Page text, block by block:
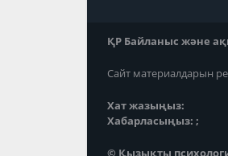
ҚР Байланыс және
Сайт материалдарын
Хат жазыңыз:
Хабарласыңыз: ;
© Қызықты